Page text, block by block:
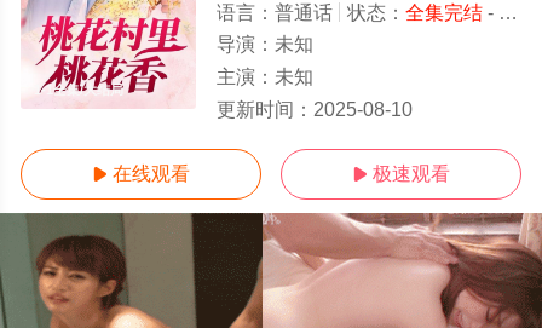
1-1全集/大结局
语言： 普通话 状态： 全集完结- 免费在线观看
导演： 未知
主演： 未知
更新时间： 2025-08-10
 在线观看  极速观看